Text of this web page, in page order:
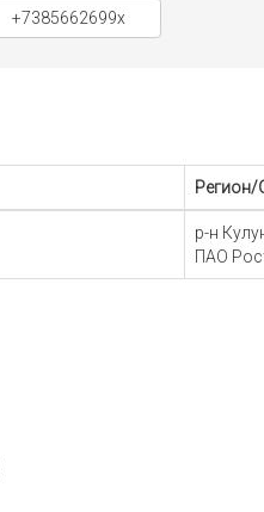
+7385662699x
Регион/
р-н
ПАО